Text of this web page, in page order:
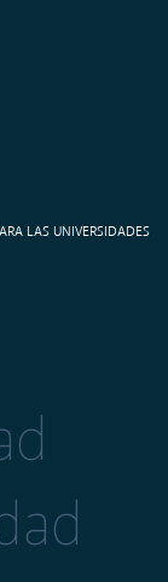
LAS UNIVERSIDADES